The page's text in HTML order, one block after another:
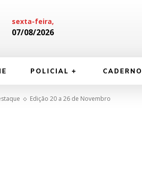
sexta-feira,
07/08/2026
POLICIAL
Edição 20 a 26 de Novembro